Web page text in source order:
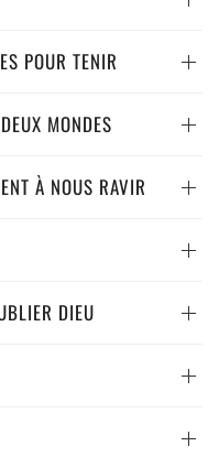
POUR TENIR
MONDES
À NOUS RAVIR
DIEU